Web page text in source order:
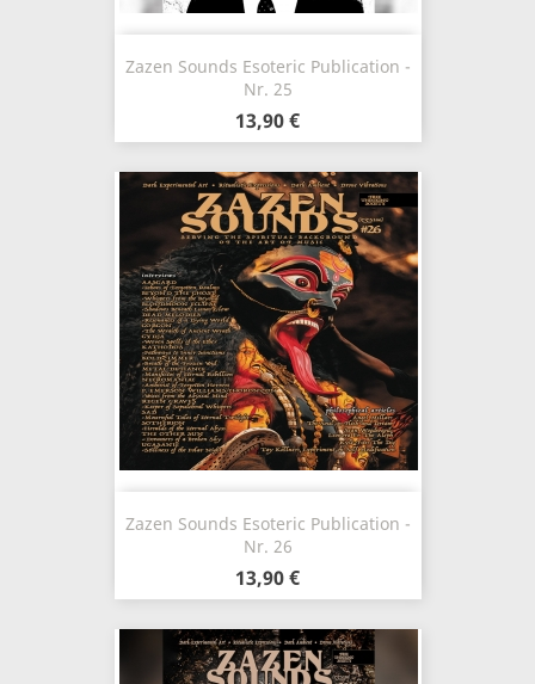
Zazen Sounds Esoteric Publication -
Nr. 25
13,90 €
Zazen Sounds Esoteric Publication -
Nr. 26
13,90 €